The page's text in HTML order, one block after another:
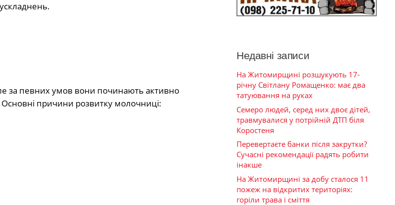
за певних умов вони починають активно
причини розвитку молочниці:
Недавні записи
На Житомирщині розшукують 17-
річну Світлану Ромащенко: має два
татуювання на руках
Семеро людей, серед них двоє дітей,
травмувалися у потрійній ДТП біля
Коростеня
Перевертаєте банки після закрутки?
Сучасні рекомендації радять робити
інакше
На Житомирщині за добу сталося 11
пожеж на відкритих територіях:
горіли трава і сміття